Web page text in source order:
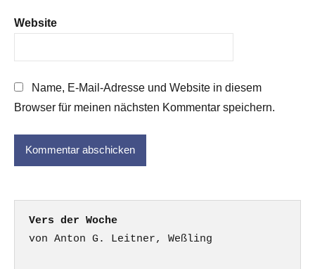
Website
Name, E-Mail-Adresse und Website in diesem
Browser für meinen nächsten Kommentar speichern.
Vers der Woche